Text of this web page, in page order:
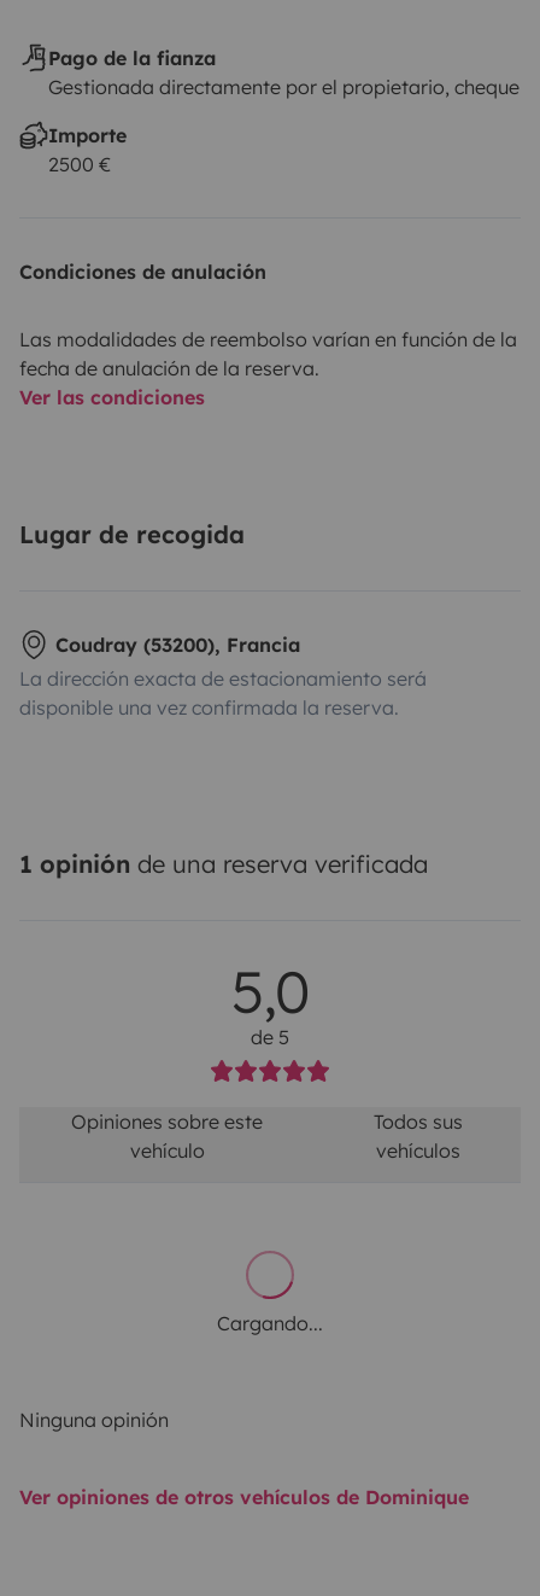
Pago de la fianza
Gestionada directamente por el propietario, cheque
Importe
2500 €
Condiciones de anulación
Las modalidades de reembolso varían en función de la
fecha de anulación de la reserva.
Ver las condiciones
Lugar de recogida
Coudray (53200), Francia
La dirección exacta de estacionamiento será
disponible una vez confirmada la reserva.
1 opinión de una reserva verificada
5,0
de 5
Opiniones sobre este
vehículo
Todos sus
vehículos
Cargando...
Ninguna opinión
Ver opiniones de otros vehículos de Dominique